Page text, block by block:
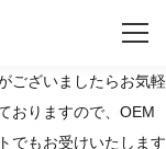
ございましたらお気軽
おりますので、OEM
でもお受けいたします